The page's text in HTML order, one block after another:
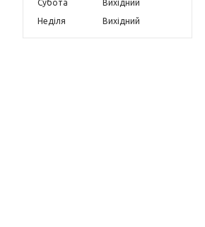
Субота
Вихідний
Неділя
Вихідний